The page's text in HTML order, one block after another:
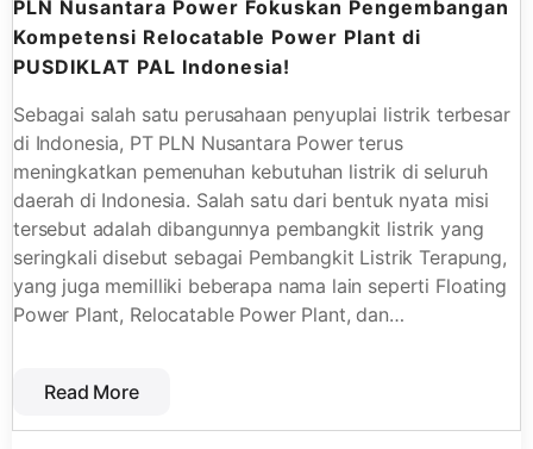
PLN Nusantara Power Fokuskan Pengembangan
Kompetensi Relocatable Power Plant di
PUSDIKLAT PAL Indonesia!
Sebagai salah satu perusahaan penyuplai listrik terbesar
di Indonesia, PT PLN Nusantara Power terus
meningkatkan pemenuhan kebutuhan listrik di seluruh
daerah di Indonesia. Salah satu dari bentuk nyata misi
tersebut adalah dibangunnya pembangkit listrik yang
seringkali disebut sebagai Pembangkit Listrik Terapung,
yang juga memilliki beberapa nama lain seperti Floating
Power Plant, Relocatable Power Plant, dan…
Read More